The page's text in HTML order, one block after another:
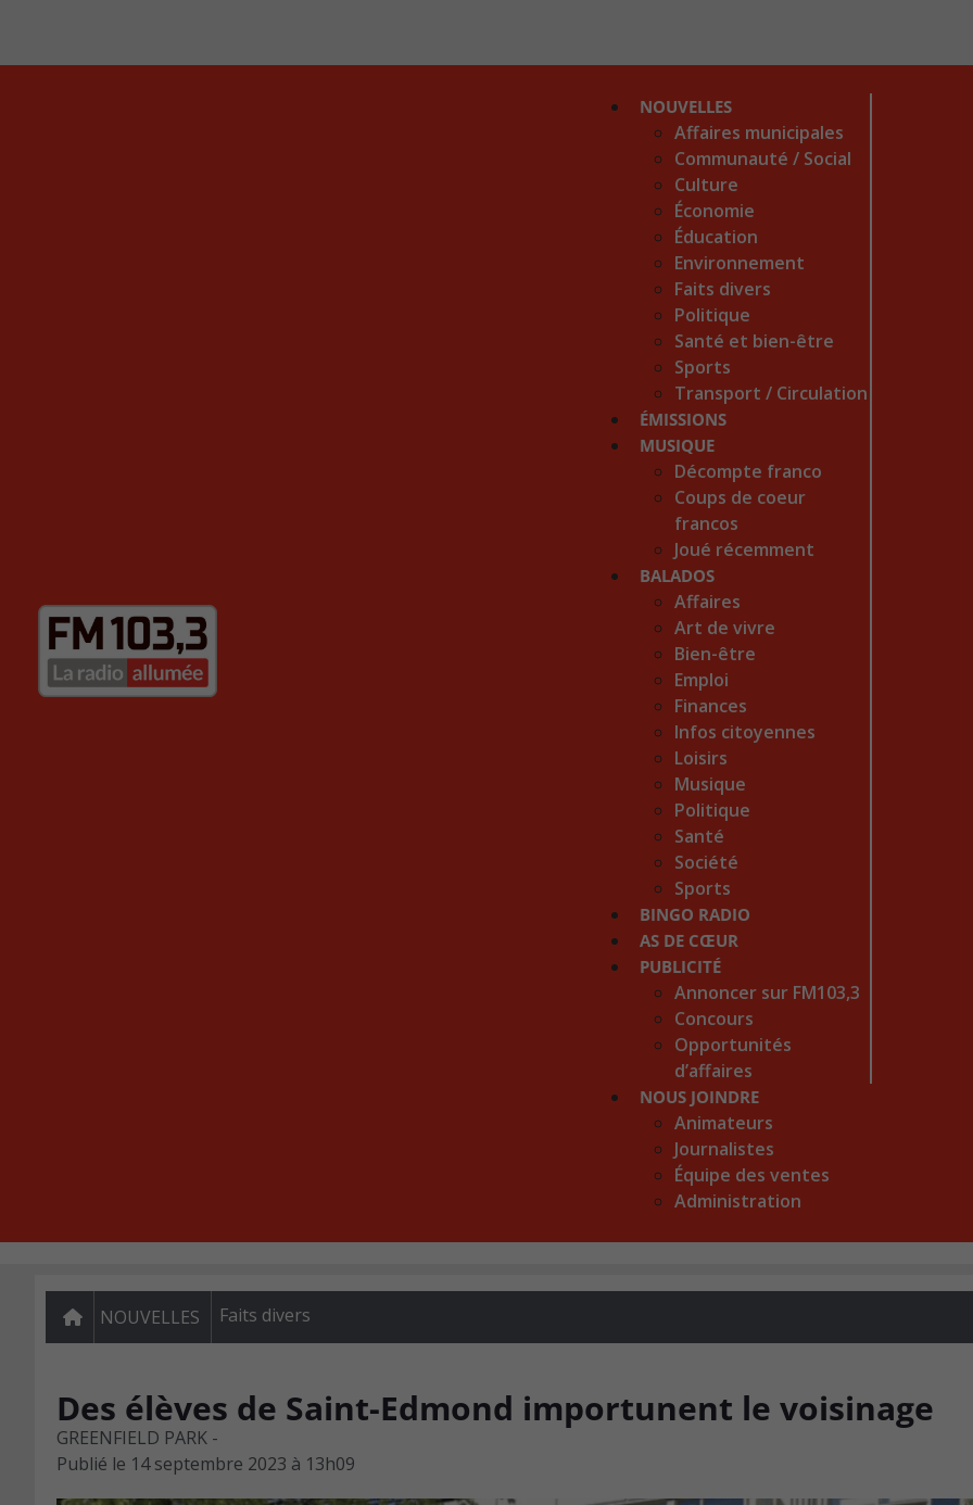
NOUVELLES
Affaires municipales
Communauté / Social
Culture
Économie
Éducation
Environnement
Faits divers
Politique
Santé et bien-être
Sports
Transport / Circulation
ÉMISSIONS
MUSIQUE
Décompte franco
Coups de coeur
francos
Joué récemment
BALADOS
Affaires
Art de vivre
Bien-être
Emploi
Finances
Infos citoyennes
Loisirs
Musique
Politique
Santé
Société
Sports
BINGO RADIO
AS DE CŒUR
PUBLICITÉ
Annoncer sur FM103,3
Concours
Opportunités
d’affaires
NOUS JOINDRE
Animateurs
Journalistes
Équipe des ventes
Administration
NOUVELLES Faits divers
Des élèves de Saint-Edmond importunent le voisinage
GREENFIELD PARK -
Publié le 14 septembre 2023 à 13h09